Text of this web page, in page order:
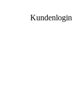
Kundenlogin